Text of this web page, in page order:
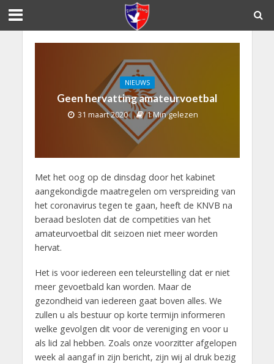
NIEUWS
Geen hervatting amateurvoetbal
31 maart 2020 1 Min gelezen
Met het oog op de dinsdag door het kabinet
aangekondigde maatregelen om verspreiding van
het coronavirus tegen te gaan, heeft de KNVB na
beraad besloten dat de competities van het
amateurvoetbal dit seizoen niet meer worden
hervat.
Het is voor iedereen een teleurstelling dat er niet
meer gevoetbald kan worden. Maar de
gezondheid van iedereen gaat boven alles. We
zullen u als bestuur op korte termijn informeren
welke gevolgen dit voor de vereniging en voor u
als lid zal hebben. Zoals onze voorzitter afgelopen
week al aangaf in zijn bericht, zijn wij al druk bezig